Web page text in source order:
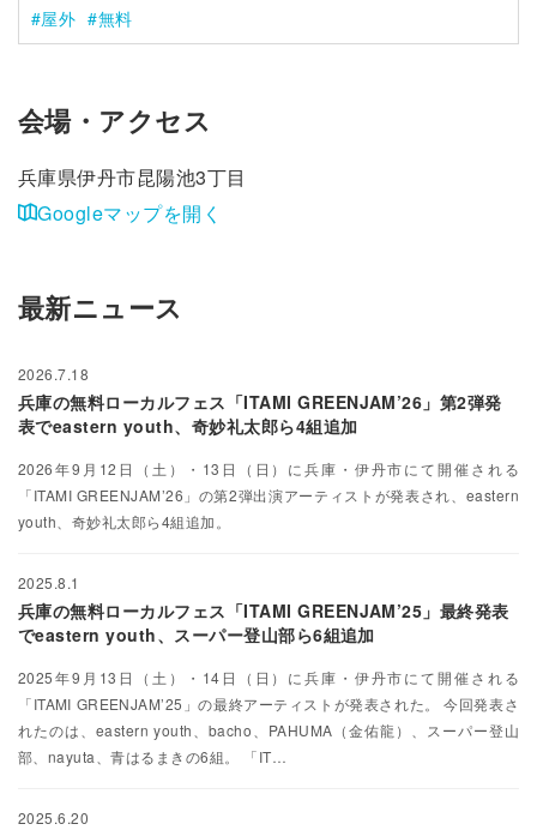
屋外 無料
会場・アクセス
兵庫県伊丹市昆陽池3丁目
Googleマップを開く
最新ニュース
2026.7.18
兵庫の無料ローカルフェス「ITAMI GREENJAM’26」第2弾発
表でeastern youth、奇妙礼太郎ら4組追加
2026年9月12日（土）・13日（日）に兵庫・伊丹市にて開催される
「ITAMI GREENJAM’26」の第2弾出演アーティストが発表され、eastern
youth、奇妙礼太郎ら4組追加。
2025.8.1
兵庫の無料ローカルフェス「ITAMI GREENJAM’25」最終発表
でeastern youth、スーパー登山部ら6組追加
2025年9月13日（土）・14日（日）に兵庫・伊丹市にて開催される
「ITAMI GREENJAM’25」の最終アーティストが発表された。 今回発表さ
れたのは、eastern youth、bacho、PAHUMA（金佑龍）、スーパー登山
部、nayuta、青はるまきの6組。 「IT…
2025.6.20